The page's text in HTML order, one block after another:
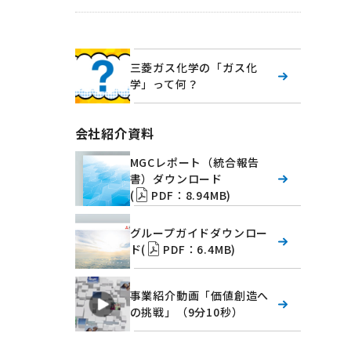
三菱ガス化学の「ガス化
学」って何？
会社紹介資料
MGCレポート（統合報告
書）ダウンロード
(
PDF：8.94MB)
グループガイドダウンロー
ド(
PDF：6.4MB)
事業紹介動画「価値創造へ
の挑戦」（9分10秒）